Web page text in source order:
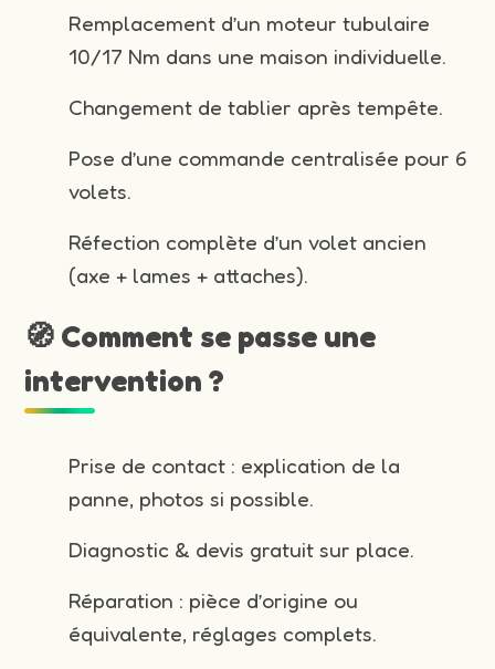
Remplacement d’un moteur tubulaire
10/17 Nm dans une maison individuelle.
Changement de tablier après tempête.
Pose d’une commande centralisée pour 6
volets.
Réfection complète d’un volet ancien
(axe + lames + attaches).
🧭 Comment se passe une
intervention ?
Prise de contact : explication de la
panne, photos si possible.
Diagnostic & devis gratuit sur place.
Réparation : pièce d’origine ou
équivalente, réglages complets.